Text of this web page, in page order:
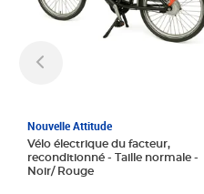
Nouvelle Attitude
Vélo électrique du facteur,
reconditionné - Taille normale -
Noir/ Rouge